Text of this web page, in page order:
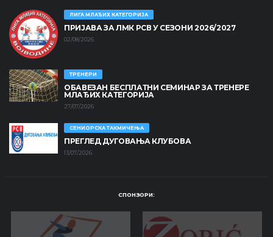
ЛИГА МЛАЂИХ КАТЕГОРИЈА
ПРИЈАВА ЗА ЛМК РСВ У СЕЗОНИ 2026/2027
02/08/2026
ТРЕНЕРИ
ОБАВЕЗАН БЕСПЛАТНИ СЕМИНАР ЗА ТРЕНЕРЕ
МЛАЂИХ КАТЕГОРИЈА
27/07/2026
СЕНИОРСКА ТАКМИЧЕЊА
ПРЕГЛЕД ДУГОВАЊА КЛУБОВА
13/07/2026
СПОНЗОРИ: